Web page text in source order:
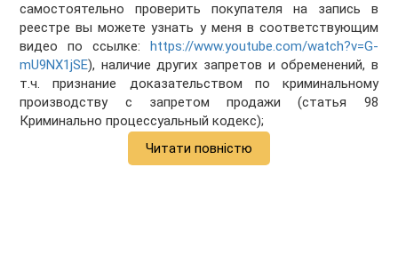
самостоятельно проверить покупателя на запись в
реестре вы можете узнать у меня в соответствующим
видео по ссылке: https://www.youtube.com/watch?v=G-
mU9NX1jSE), наличие других запретов и обременений, в
т.ч. признание доказательством по криминальному
производству с запретом продажи (статья 98
Криминально процессуальный кодекс);
Читати повністю